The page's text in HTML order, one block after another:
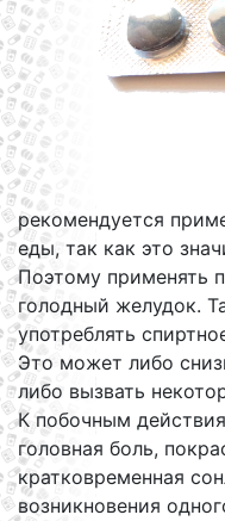
рекомендуется
еды, так как это
Поэтому применять
голодный желудок.
употреблять
Это может либо
либо вызвать
К побочным
головная боль,
кратковременная
возникновения